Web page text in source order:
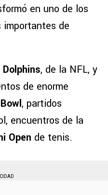
en uno de los
de
, de la NFL, y
de enorme
, partidos
encuentros de la
Open de tenis.